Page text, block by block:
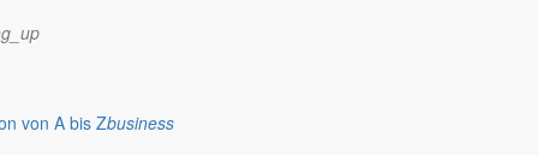
von A bis Zbusiness
Zeitpunkte, gewohnte Rituale zu durchbrechen und zu ersetzen –
und Alkohol zunehmend weglassen, den Spaß an gesunder
ein wenig in Zugzwang bringen. Allerdings kann mancher
als gar nichts zu unternehmen.